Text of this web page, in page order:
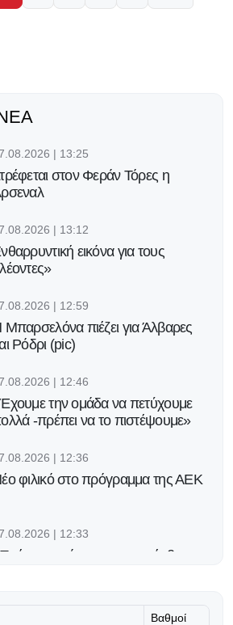
| 13:25
στον Φεράν Τόρες η
| 13:12
εικόνα για τους
| 12:59
Μπαρσελόνα πιέζει για Άλβαρες
Ρόδρι (pic)
| 12:46
την ομάδα να πετύχουμε
-πρέπει να το πιστέψουμε»
| 12:36
φιλικό στο πρόγραμμα της ΑΕΚ
| 12:33
«Πρέπει να κάνουμε την υπέρβαση»
Βαθμοί